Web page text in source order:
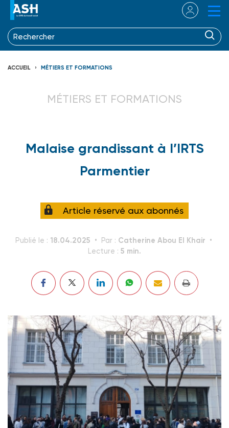
ACCUEIL MÉTIERS ET FORMATIONS
MÉTIERS ET FORMATIONS
Malaise grandissant à l’IRTS
Parmentier
Article réservé aux abonnés
Publié le : 18.04.2025 Par : Catherine Abou El Khair
Lecture : 5 min.